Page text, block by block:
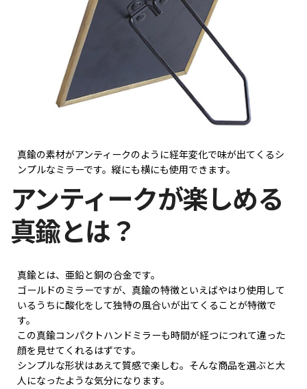
真鍮の素材がアンティークのように経年変化で味が出てくるシ
ンプルなミラーです。縦にも横にも使用できます。
アンティークが楽しめる
真鍮とは？
真鍮とは、亜鉛と銅の合金です。
ゴールドのミラーですが、真鍮の特徴といえばやはり使用して
いるうちに酸化をして独特の風合いが出てくることが特徴で
す。
この真鍮コンパクトハンドミラーも時間が経つにつれて違った
顔を見せてくれるはずです。
シンプルな形状はあえて質感で楽しむ。そんな商品を選ぶと大
人になったような気分になります。